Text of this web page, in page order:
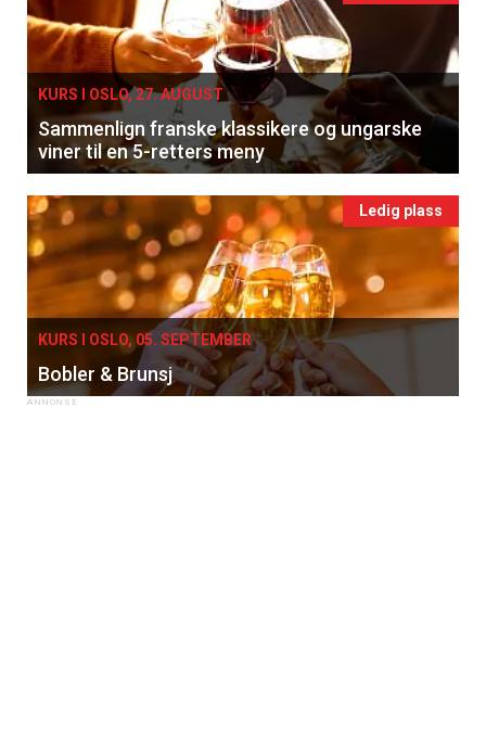
KURS I OSLO, 27. AUGUST
Sammenlign franske klassikere og ungarske
viner til en 5-retters meny
Ledig plass
KURS I OSLO, 05. SEPTEMBER
Bobler & Brunsj